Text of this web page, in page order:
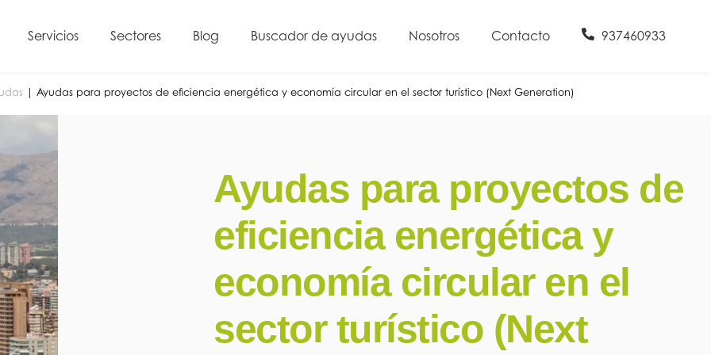
Servicios Sectores Blog Buscador de ayudas Nosotros Contacto 937460933
|Ayudas para proyectos de eficiencia energética y economía circular en el sector turístico (Next Generation)
Ayudas para proyectos de
eficiencia energética y
economía circular en el
sector turístico (Next